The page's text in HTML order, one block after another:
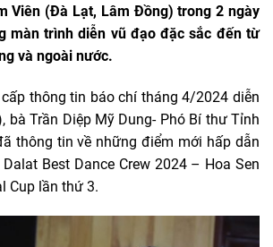
Viên (Đà Lạt, Lâm Đồng) trong 2 ngày
màn trình diễn vũ đạo đặc sắc đến từ
và ngoài nước.
thông tin báo chí tháng 4/2024 diễn
bà Trần Diệp Mỹ Dung- Phó Bí thư Tỉnh
thông tin về những điểm mới hấp dẫn
Best Dance Crew 2024 – Hoa Sen
Cup lần thứ 3.